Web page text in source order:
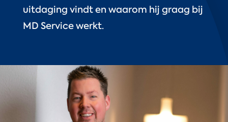
uitdaging vindt en waarom hij graag bij
MD Service werkt.